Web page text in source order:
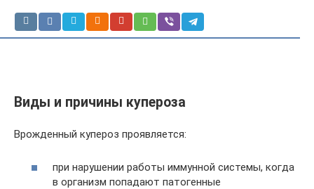
Виды и причины купероза
Врожденный купероз проявляется:
при нарушении работы иммунной системы, когда
в организм попадают патогенные